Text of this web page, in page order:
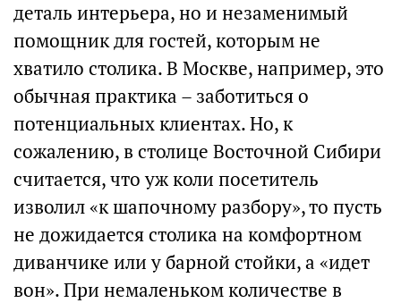
деталь интерьера, но и незаменимый
помощник для гостей, которым не
хватило столика. В Москве, например, это
обычная практика – заботиться о
потенциальных клиентах. Но, к
сожалению, в столице Восточной Сибири
считается, что уж коли посетитель
изволил «к шапочному разбору», то пусть
не дожидается столика на комфортном
диванчике или у барной стойки, а «идет
вон». При немаленьком количестве в